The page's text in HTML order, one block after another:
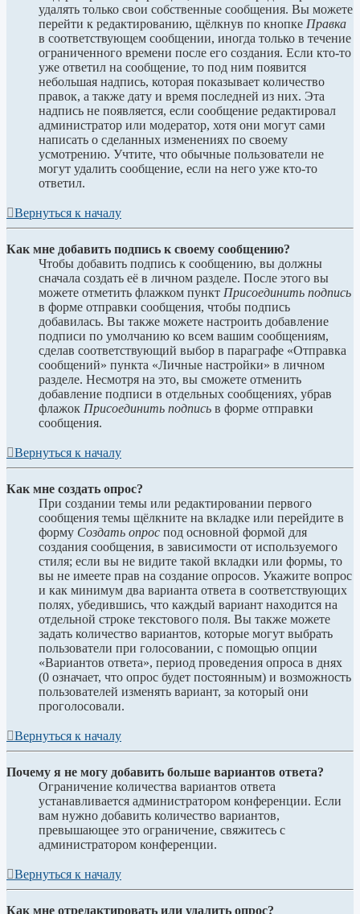
удалять только свои собственные сообщения. Вы можете
перейти к редактированию, щёлкнув по кнопке Правка
в соответствующем сообщении, иногда только в течение
ограниченного времени после его создания. Если кто-то
уже ответил на сообщение, то под ним появится
небольшая надпись, которая показывает количество
правок, а также дату и время последней из них. Эта
надпись не появляется, если сообщение редактировал
администратор или модератор, хотя они могут сами
написать о сделанных изменениях по своему
усмотрению. Учтите, что обычные пользователи не
могут удалить сообщение, если на него уже кто-то
ответил.
Вернуться к началу
Как мне добавить подпись к своему сообщению?
Чтобы добавить подпись к сообщению, вы должны
сначала создать её в личном разделе. После этого вы
можете отметить флажком пункт Присоединить подпись
в форме отправки сообщения, чтобы подпись
добавилась. Вы также можете настроить добавление
подписи по умолчанию ко всем вашим сообщениям,
сделав соответствующий выбор в параграфе «Отправка
сообщений» пункта «Личные настройки» в личном
разделе. Несмотря на это, вы сможете отменить
добавление подписи в отдельных сообщениях, убрав
флажок Присоединить подпись в форме отправки
сообщения.
Вернуться к началу
Как мне создать опрос?
При создании темы или редактировании первого
сообщения темы щёлкните на вкладке или перейдите в
форму Создать опрос под основной формой для
создания сообщения, в зависимости от используемого
стиля; если вы не видите такой вкладки или формы, то
вы не имеете прав на создание опросов. Укажите вопрос
и как минимум два варианта ответа в соответствующих
полях, убедившись, что каждый вариант находится на
отдельной строке текстового поля. Вы также можете
задать количество вариантов, которые могут выбрать
пользователи при голосовании, с помощью опции
«Вариантов ответа», период проведения опроса в днях
(0 означает, что опрос будет постоянным) и возможность
пользователей изменять вариант, за который они
проголосовали.
Вернуться к началу
Почему я не могу добавить больше вариантов ответа?
Ограничение количества вариантов ответа
устанавливается администратором конференции. Если
вам нужно добавить количество вариантов,
превышающее это ограничение, свяжитесь с
администратором конференции.
Вернуться к началу
Как мне отредактировать или удалить опрос?